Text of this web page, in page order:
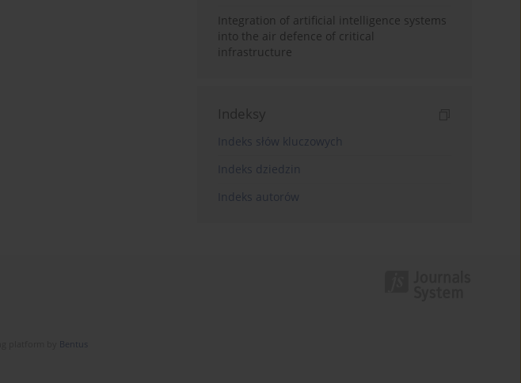
Integration of artificial intelligence systems
into the air defence of critical
infrastructure
Indeksy
Indeks słów kluczowych
Indeks dziedzin
Indeks autorów
Bentus